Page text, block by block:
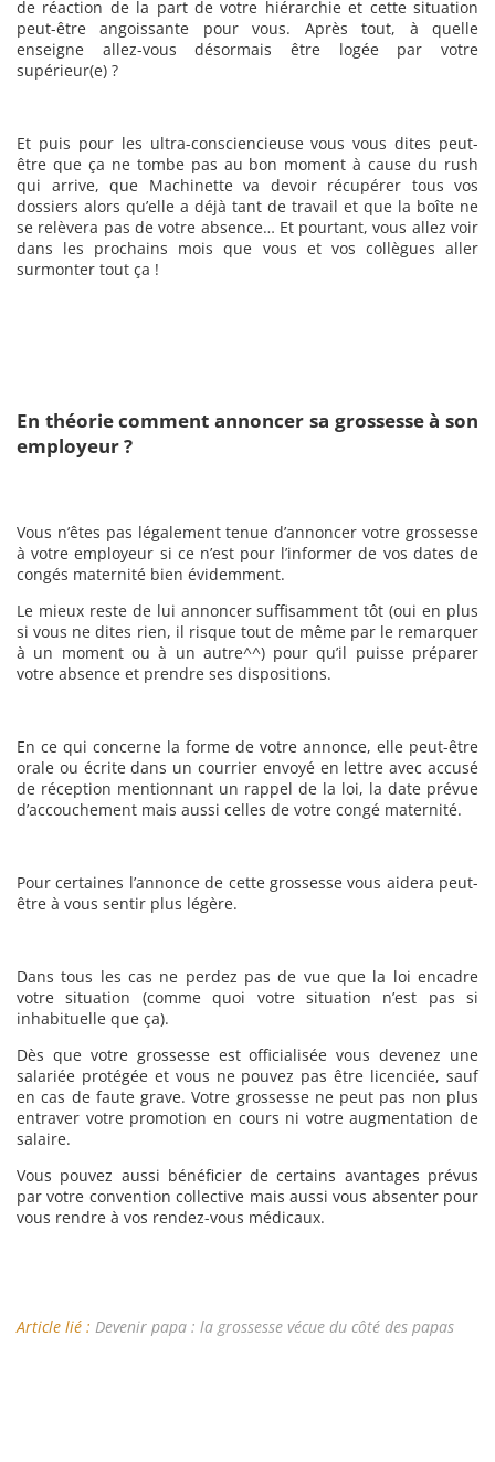
de réaction de la part de votre hiérarchie et cette situation
peut-être angoissante pour vous. Après tout, à quelle
enseigne allez-vous désormais être logée par votre
supérieur(e) ?
Et puis pour les ultra-consciencieuse vous vous dites peut-
être que ça ne tombe pas au bon moment à cause du rush
qui arrive, que Machinette va devoir récupérer tous vos
dossiers alors qu’elle a déjà tant de travail et que la boîte ne
se relèvera pas de votre absence… Et pourtant, vous allez voir
dans les prochains mois que vous et vos collègues aller
surmonter tout ça !
En théorie comment annoncer sa grossesse à son
employeur ?
Vous n’êtes pas légalement tenue d’annoncer votre grossesse
à votre employeur si ce n’est pour l’informer de vos dates de
congés maternité bien évidemment.
Le mieux reste de lui annoncer suffisamment tôt (oui en plus
si vous ne dites rien, il risque tout de même par le remarquer
à un moment ou à un autre^^) pour qu’il puisse préparer
votre absence et prendre ses dispositions.
En ce qui concerne la forme de votre annonce, elle peut-être
orale ou écrite dans un courrier envoyé en lettre avec accusé
de réception mentionnant un rappel de la loi, la date prévue
d’accouchement mais aussi celles de votre congé maternité.
Pour certaines l’annonce de cette grossesse vous aidera peut-
être à vous sentir plus légère.
Dans tous les cas ne perdez pas de vue que la loi encadre
votre situation (comme quoi votre situation n’est pas si
inhabituelle que ça).
Dès que votre grossesse est officialisée vous devenez une
salariée protégée et vous ne pouvez pas être licenciée, sauf
en cas de faute grave. Votre grossesse ne peut pas non plus
entraver votre promotion en cours ni votre augmentation de
salaire.
Vous pouvez aussi bénéficier de certains avantages prévus
par votre convention collective mais aussi vous absenter pour
vous rendre à vos rendez-vous médicaux.
Article lié : Devenir papa : la grossesse vécue du côté des papas